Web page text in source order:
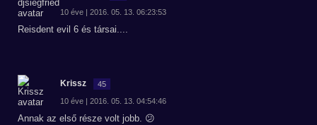
10 éve | 2016. 05. 13. 06:23:53
Reisdent evil 6 és társai....
Krissz 45
10 éve | 2016. 05. 13. 04:54:46
Annak az első része volt jobb. 😕